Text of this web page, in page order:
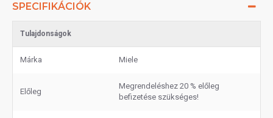
SPECIFIKÁCIÓK
Tulajdonságok
Márka Miele
Előleg
Megrendeléshez 20 % előleg
befizetése szükséges!